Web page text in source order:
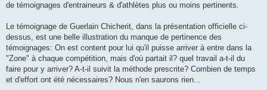
de témoignages d'entraineurs & d'athlètes plus ou moins pertinents.
Le témoignage de Guerlain Chicherit, dans la présentation officielle ci-
dessus, est une belle illustration du manque de pertinence des
témoignages: On est content pour lui qu'il puisse arriver à entre dans la
"Zone" à chaque compétition, mais d'où partait il? quel travail a-t-il du
faire pour y arriver? A-t-il suivit la méthode prescrite? Combien de temps
et d'effort ont été nécessaires? Nous n'en saurons rien...